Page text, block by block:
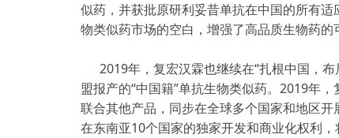
似药，并获批原研利妥昔单抗在中国的所有
物类似药市场的空白，增强了高品质生物药的
2019年，复宏汉霖也继续在“扎根中国，
盟报产的“中国籍”单抗生物类似药。2019年
联合其他产品，同步在全球多个国家和地区
在东南亚10个国家的独家开发和商业化权利